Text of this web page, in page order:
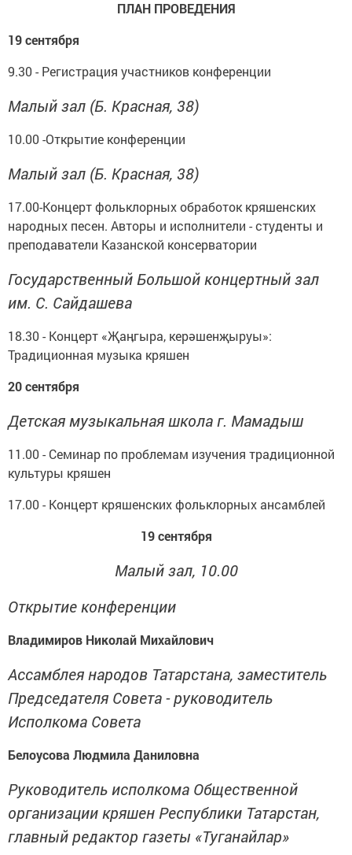
ПЛАН ПРОВЕДЕНИЯ
19 сентября
9.30 - Регистрация участников конференции
Малый зал (Б. Красная, 38)
10.00 -Открытие конференции
Малый зал (Б. Красная, 38)
17.00-Концерт фольклорных обработок кряшенских
народных песен. Авторы и исполнители - студенты и
преподаватели Казанской консерватории
Государственный Большой концертный зал
им. С. Сайдашева
18.30 - Концерт «Җаӊгыра, керәшенҗыруы»:
Традиционная музыка кряшен
20 сентября
Детская музыкальная школа г. Мамадыш
11.00 - Семинар по проблемам изучения традиционной
культуры кряшен
17.00 - Концерт кряшенских фольклорных ансамблей
19 сентября
Малый зал, 10.00
Открытие конференции
Владимиров Николай Михайлович
Ассамблея народов Татарстана, заместитель
Председателя Совета - руководитель
Исполкома Совета
Белоусова Людмила Даниловна
Руководитель исполкома Общественной
организации кряшен Республики Татарстан,
главный редактор газеты «Туганайлар»